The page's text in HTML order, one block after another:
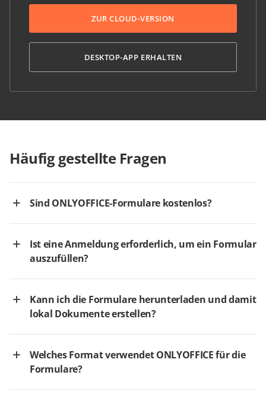
ZUR CLOUD-VERSION
DESKTOP-APP ERHALTEN
Häufig gestellte Fragen
Sind ONLYOFFICE-Formulare kostenlos?
Ist eine Anmeldung erforderlich, um ein Formular
auszufüllen?
Kann ich die Formulare herunterladen und damit
lokal Dokumente erstellen?
Welches Format verwendet ONLYOFFICE für die
Formulare?